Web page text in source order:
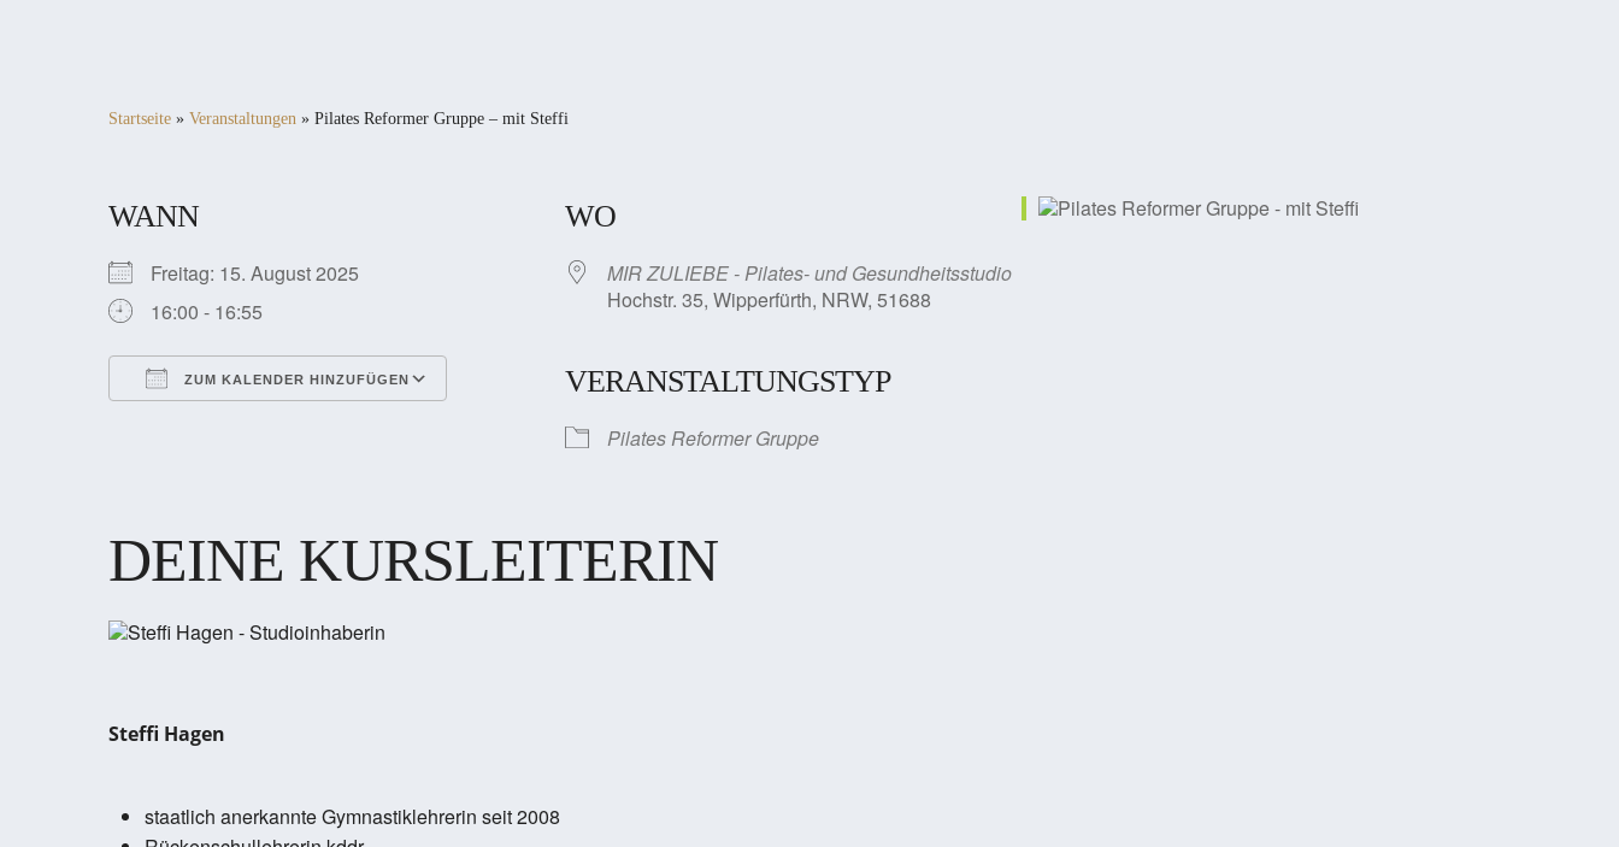
Startseite » Veranstaltungen » Pilates Reformer Gruppe – mit Steffi
WANN
Freitag: 15. August 2025
16:00 - 16:55
ZUM KALENDER HINZUFÜGEN
WO
MIR ZULIEBE - Pilates- und Gesundheitsstudio
Hochstr. 35, Wipperfürth, NRW, 51688
VERANSTALTUNGSTYP
Pilates Reformer Gruppe
DEINE KURSLEITERIN
Steffi Hagen
staatlich anerkannte Gymnastiklehrerin seit 2008